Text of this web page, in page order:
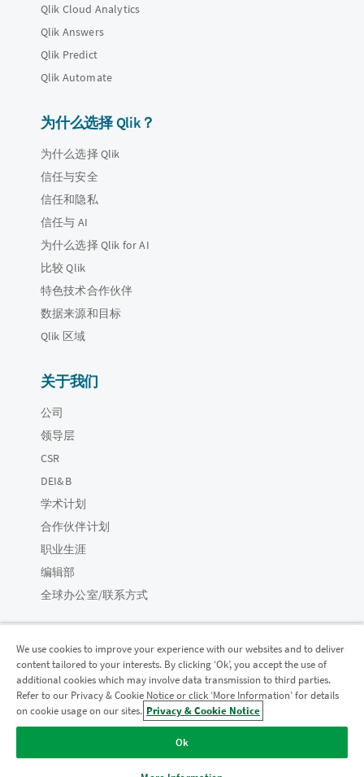
Qlik Cloud Analytics
Qlik Answers
Qlik Predict
Qlik Automate
为什么选择 Qlik？
为什么选择 Qlik
信任与安全
信任和隐私
信任与 AI
为什么选择 Qlik for AI
比较 Qlik
特色技术合作伙伴
数据来源和目标
Qlik 区域
关于我们
公司
领导层
CSR
DEI&B
学术计划
合作伙伴计划
职业生涯
编辑部
全球办公室/联系方式
Qlik 社区
法律协议 产品条款 Legal Policies
法律条规
Do Not Share My Info
We use cookies to improve your experience with our websites and to deliver
content tailored to your interests. By clicking ‘Ok’, you accept the use of
additional cookies which may involve data transmission to third parties.
Refer to our Privacy & Cookie Notice or click ‘More Information’ for details
on cookie usage on our sites. Privacy & Cookie Notice
Ok